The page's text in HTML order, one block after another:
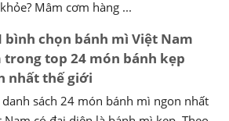
Mâm cơm hàng ...
bình chọn bánh mì Việt Nam
trong top 24 món bánh kẹp
nhất thế giới
danh sách 24 món bánh mì ngon nhất